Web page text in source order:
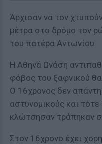
Άρχισαν να τον
μέτρα στο δρόμο τον
του πατέρα Αντωνίου.
Η Αθηνά Ωνάση
φόβος του ξαφνικού
Ο 16χρονος δεν
αστυνομικούς και
κλώτσησαν τράπηκαν
Στον 16χρονο έχει